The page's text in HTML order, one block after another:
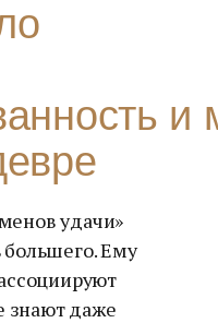
и
удачи»
большего. Ему
знают даже